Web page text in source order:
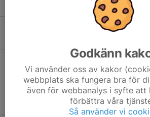
Träning och tävling
Info träning
16 nov 2025 0
Läger Bruksvallarna deadline
3 nov 2025 0
Godkänn
Vi använder oss av kakor
webbplats ska fungera bra för
även för webbanalys i syfte att
förbättra våra
Så använder vi